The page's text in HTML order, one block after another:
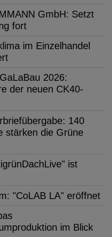
GmbH: Setzt
fort
im Einzelhandel
2026:
der neuen CK40-
140
stärken die Grüne
ist
"CoLAB LA" eröffnet
im Blick